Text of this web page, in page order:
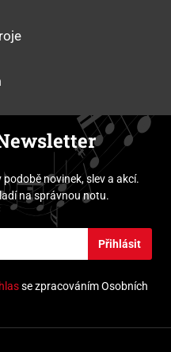
novinek, slev a akcí.
na správnou notu.
Přihlásit
se zpracováním Osobních